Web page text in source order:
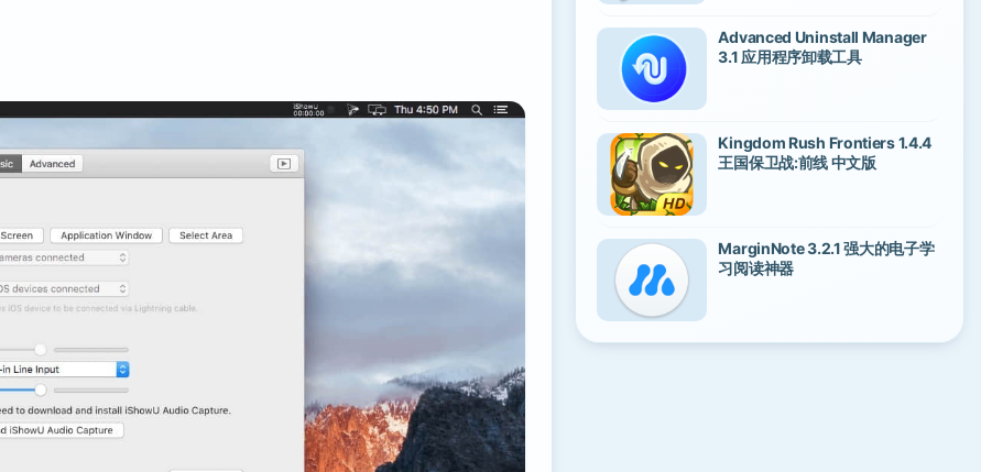
Advanced Uninstall Manager
3.1 应用程序卸载工具
Kingdom Rush Frontiers 1.4.4
王国保卫战:前线 中文版
MarginNote 3.2.1 强大的电子学
习阅读神器